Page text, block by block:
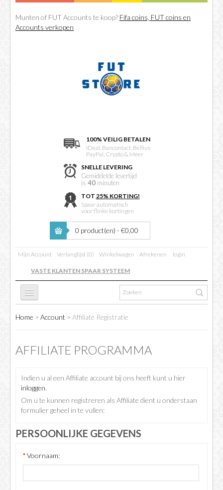
Munten of FUT Accounts te koop? Fifa coins, FUT coins en
Accounts verkopen
100% VEILIG BETALEN
iDeal, Bancontact, Belfius
PayPal, Crypto & Meer
SNELLE LEVERING
Gemiddelde levertijd
is 40minuten
TOT 25% KORTING!
Spaar automatisch
voor flinke kortingen
0 product(en) - €0,00
Mijn Account Verlanglijst (0) Winkelwagen Afrekenen login
VASTE KLANTEN SPAAR SYSTEEM
COINS VERKOPEN
FIFA 14 - 25
Home > Account > Affiliate Registratie
AFFILIATE PROGRAMMA
Indien u al een Affiliate account bij ons heeft kunt u hier
inloggen.
Om u te kunnen registreren als Affiliate dient u onderstaan
formulier geheel in te vullen:
PERSOONLIJKE GEGEVENS
*Voornaam: